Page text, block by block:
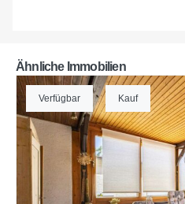
Ähnliche Immobilien
Verfügbar Kauf